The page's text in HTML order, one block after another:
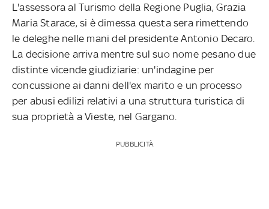
L'assessora al Turismo della Regione Puglia, Grazia
Maria Starace, si è dimessa questa sera rimettendo
le deleghe nelle mani del presidente Antonio Decaro.
La decisione arriva mentre sul suo nome pesano due
distinte vicende giudiziarie: un'indagine per
concussione ai danni dell'ex marito e un processo
per abusi edilizi relativi a una struttura turistica di
sua proprietà a Vieste, nel Gargano.
PUBBLICITÀ